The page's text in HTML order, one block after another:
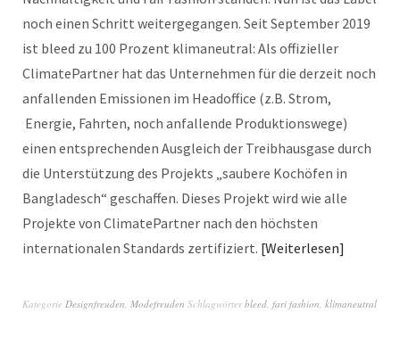
noch einen Schritt weitergegangen. Seit September 2019
ist bleed zu 100 Prozent klimaneutral: Als offizieller
ClimatePartner hat das Unternehmen für die derzeit noch
anfallenden Emissionen im Headoffice (z.B. Strom,
Energie, Fahrten, noch anfallende Produktionswege)
einen entsprechenden Ausgleich der Treibhausgase durch
die Unterstützung des Projekts „saubere Kochöfen in
Bangladesch“ geschaffen. Dieses Projekt wird wie alle
Projekte von ClimatePartner nach den höchsten
internationalen Standards zertifiziert. Weiterlesen
Kategorie Designfreuden, Modefreuden Schlagwörterbleed, fari fashion, klimaneutral